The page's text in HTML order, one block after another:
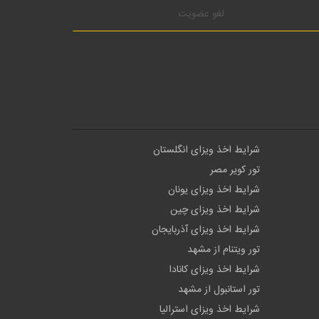
لغو عضویت
شرایط اخذ ویزای انگلستان
تور کویر مصر
شرایط اخذ ویزای یونان
شرایط اخذ ویزای چین
شرایط اخذ ویزای آذربایجان
تور ویتنام از مشهد
شرایط اخذ ویزای کانادا
تور استانبول از مشهد
شرایط اخذ ویزای استرالیا